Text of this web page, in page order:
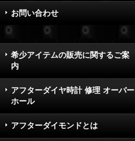
お問い合わせ
希少アイテムの販売に関するご案
内
アフターダイヤ時計 修理 オーバー
ホール
アフターダイモンドとは